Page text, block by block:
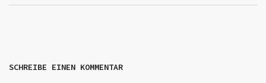
SCHREIBE EINEN KOMMENTAR